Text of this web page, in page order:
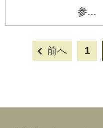
参...
前へ 1